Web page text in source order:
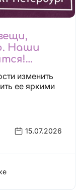
Наши
изменить
ее яркими
15.07.2026